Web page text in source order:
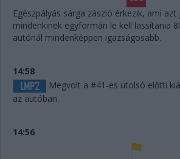
Egészpályás sárga zászló érkezik, ami
mindenkinek egyformán le kell lassítania
autónál mindenképpen igazságosabb.
14:58
Megvolt a #41-es utolsó előtti
az autóban.
14:56